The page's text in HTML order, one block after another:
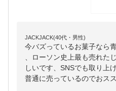
JACKJACK(40代・男性)
今バズっているお菓子なら
、ローソン史上最も売れた
しいです、SNSでも取り上
普通に売っているのでおス